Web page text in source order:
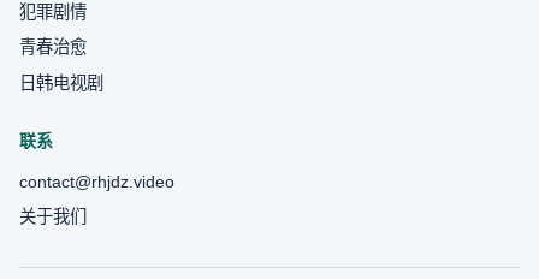
犯罪剧情
青春治愈
日韩电视剧
联系
contact@rhjdz.video
关于我们